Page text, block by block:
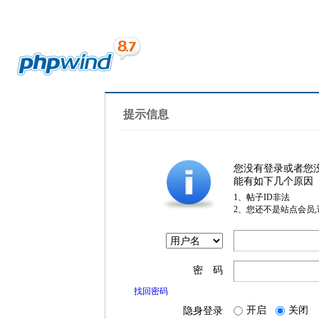
提示信息
您没有登录或者您
能有如下几个原因
1、帖子ID非法
2、您还不是站点会员
密 码
找回密码
隐身登录 开启 关闭